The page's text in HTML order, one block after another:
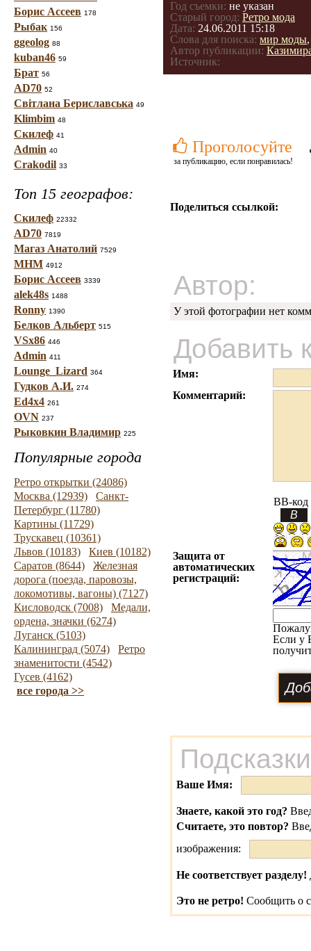
Борис Ассеев 178
Рыбак 156
ggeolog 88
kuban46 59
Брат 56
AD70 52
Світлана Бериславська 49
Klimbim 48
Скилеф 41
Admin 40
Crakodil 33
Топ 15 географов:
Скилеф 22332
AD70 7819
Магаз Анатолий 7529
МНМ 4912
Борис Ассеев 3339
alek48s 1488
Ronny 1390
Белков Альберт 515
VSx86 446
Admin 411
Lounge_Lizard 364
Гудков А.И. 274
Ed4x4 261
OVN 237
Рыковкин Владимир 225
Популярные города
Ретро открытки (24086)
Москва (12939)
Санкт-
Петербург (11780)
Картины (11729)
Трускавец (10361)
Львов (10183)
Киев (10182)
Саратов (8644)
Железная
дорога (поезда, паровозы,
локомотивы, вагоны) (7127)
Кисловодск (7008)
Медали,
ордена, значки (6274)
Луганск (5103)
Калининград (5074)
Ретро
знаменитости (4542)
Гусев (4162)
все города >>
Год съемки: не указан
Старый город: Ретро мода
Дата: 24.06.2011 15:18
Слова для поиска: мир моды
Автор публикации:
Источник:
Проголосуйте
за публикацию, если понравилась!
Поделиться ссылкой:
Автор:
У этой фотографии нет
Добавить
Имя:
Комментарий:
BB-код
Защита от
автоматических
регистраций:
Если у
Ваше Имя:
Знаете, какой это год?
Считаете, это повтор?
изображения:
Не соответствует разделу!
Это не ретро! Сообщить о